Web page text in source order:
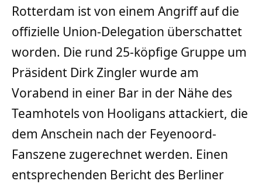
Rotterdam ist von einem Angriff auf die
offizielle Union-Delegation überschattet
worden. Die rund 25-köpfige Gruppe um
Präsident Dirk Zingler wurde am
Vorabend in einer Bar in der Nähe des
Teamhotels von Hooligans attackiert, die
dem Anschein nach der Feyenoord-
Fanszene zugerechnet werden. Einen
entsprechenden Bericht des Berliner